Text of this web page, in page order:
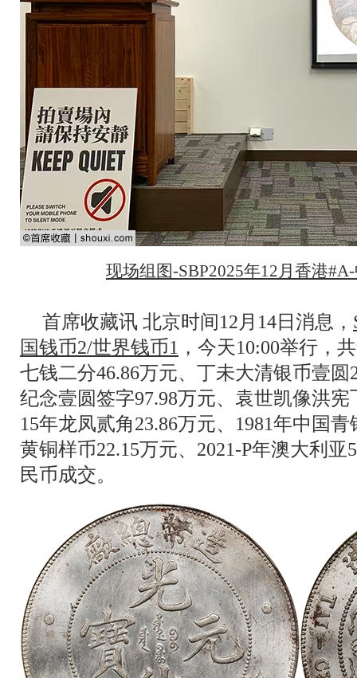
现场组图-SBP2025年12月香港
首席收藏讯 北京时间12月14日消息，
国钱币2/世界钱币1 ，今天10:00举行，
七钱二分46.86万元、丁未大清银币壹
纪念壹圆签字97.98万元、袁世凯像洪
15年龙凤贰角23.86万元、1981年中国
黄铜样币22.15万元、2021-P年澳大利
民币成交。